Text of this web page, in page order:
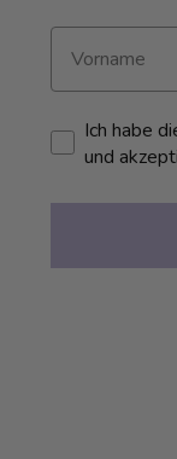
Ich habe
und